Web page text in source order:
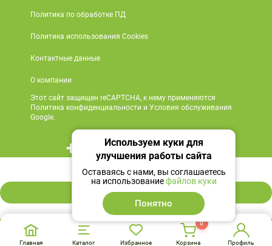
88 ₽
В корзину
Политика по обработке ПД
Политика использования Cookies
Контактные данные
О компании
Этот сайт защищен reCAPTCHA, к нему применяются
Политика конфиденциальности и Условия обслуживания
Google.
+7 495 419 18 18
Мы в социальных сетях
Главная Каталог Избранное Корзина
0
Профиль
Используем куки для
улучшения работы сайта
Оставаясь с нами, вы соглашаетесь
на использованиефайлов куки
Понятно